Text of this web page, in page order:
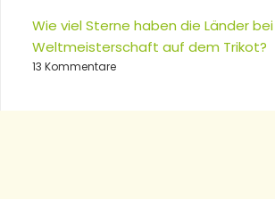
Wie viel Sterne haben die Länder
Weltmeisterschaft auf dem Trikot?
13 Kommentare